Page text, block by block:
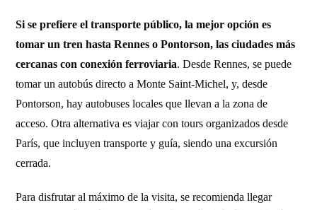
Si se prefiere el transporte público, la mejor opción es
tomar un tren hasta Rennes o Pontorson, las ciudades más
cercanas con conexión ferroviaria. Desde Rennes, se puede
tomar un autobús directo a Monte Saint-Michel, y, desde
Pontorson, hay autobuses locales que llevan a la zona de
acceso. Otra alternativa es viajar con tours organizados desde
París, que incluyen transporte y guía, siendo una excursión
cerrada.
Para disfrutar al máximo de la visita, se recomienda llegar